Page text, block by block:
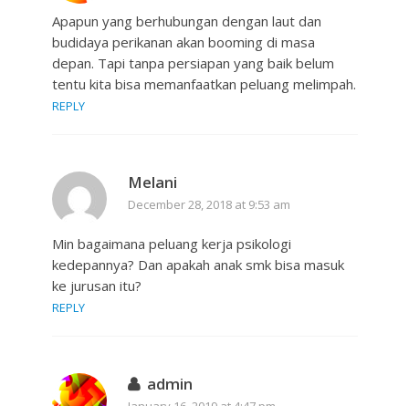
Apapun yang berhubungan dengan laut dan
budidaya perikanan akan booming di masa
depan. Tapi tanpa persiapan yang baik belum
tentu kita bisa memanfaatkan peluang melimpah.
REPLY
Melani
December 28, 2018 at 9:53 am
Min bagaimana peluang kerja psikologi
kedepannya? Dan apakah anak smk bisa masuk
ke jurusan itu?
REPLY
admin